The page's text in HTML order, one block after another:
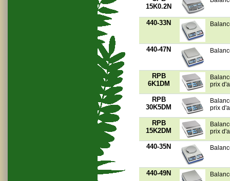
15K0.2N
440-33N
440-47N
RPB
6K1DM
prix
RPB
30K5DM
prix
RPB
15K2DM
prix
440-35N
440-49N